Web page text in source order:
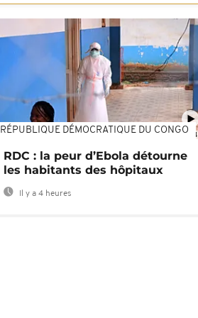
01:34
RÉPUBLIQUE DÉMOCRATIQUE DU CONGO
RDC : la peur d’Ebola détourne
les habitants des hôpitaux
Il y a 4 heures